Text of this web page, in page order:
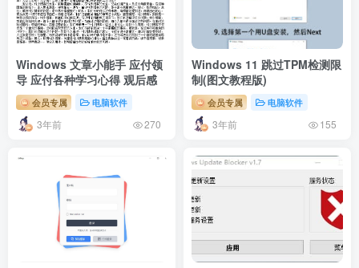
Windows 文章小能手 应付领
导 应付各种学习心得 观后感
会员专属 电脑软件
3年前 270
Windows 11 跳过TPM检测限
制(图文教程版)
会员专属 电脑软件
3年前 155